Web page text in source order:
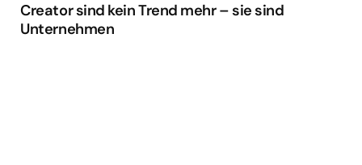
Creator sind kein Trend mehr – sie sind
Unternehmen